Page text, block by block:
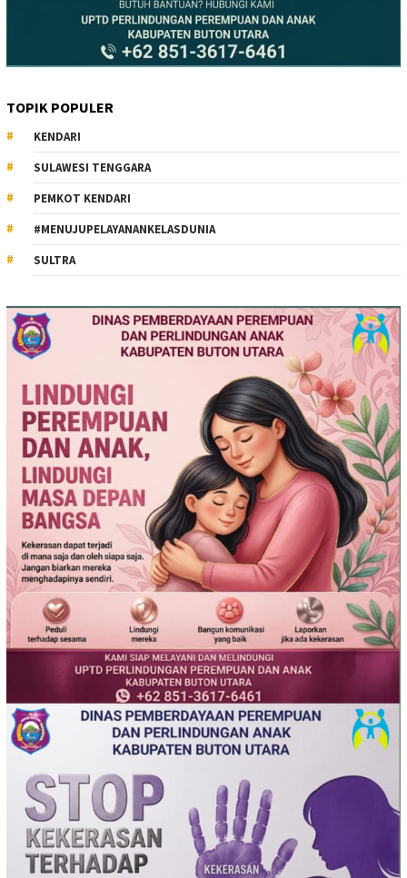
TOPIK POPULER
KENDARI
SULAWESI TENGGARA
PEMKOT KENDARI
#MENUJUPELAYANANKELASDUNIA
SULTRA